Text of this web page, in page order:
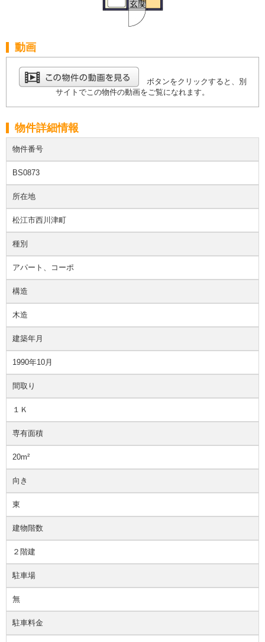
動画
ボタンをクリックすると、別
サイトでこの物件の動画をご覧になれます。
物件詳細情報
物件番号
BS0873
所在地
松江市西川津町
種別
アパート、コーポ
構造
木造
建築年月
1990年10月
間取り
１Ｋ
専有面積
20m²
向き
東
建物階数
２階建
駐車場
無
駐車料金